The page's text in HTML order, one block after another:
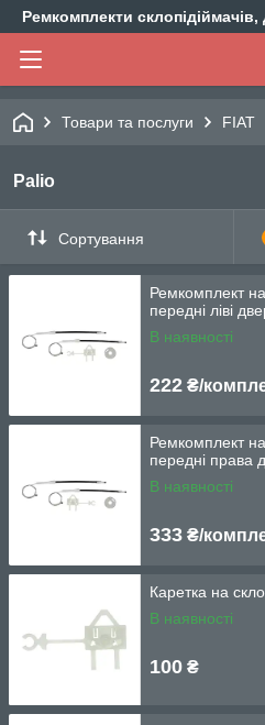
Ремкомплекти
Товари та послуги FIAT
Palio
Сортування
Ремкомплект
передні ліві
В наявності
222 ₴/
Ремкомплект
передні права
В наявності
333 ₴/
Каретка на
В наявності
100 ₴